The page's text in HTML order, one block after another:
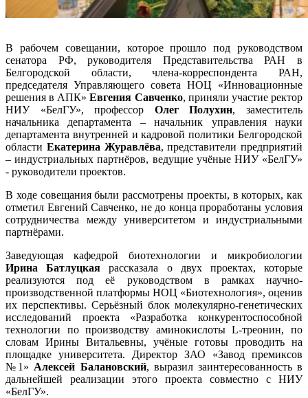
В рабочем совещании, которое прошло под руководством
сенатора РФ, руководителя Представительства РАН в
Белгородской области, члена-корреспондента РАН,
председателя Управляющего совета НОЦ «Инновационные
решения в АПК»Евгения Савченко, приняли участие ректор
НИУ «БелГУ», профессор Олег Полухин, заместитель
начальника департамента – начальник управления науки
департамента внутренней и кадровой политики Белгородской
области Екатерина Журавлёва, представители предприятий
– индустриальных партнёров, ведущие учёные НИУ «БелГУ»
- руководители проектов.
В ходе совещания были рассмотрены проекты, в которых, как
отметил Евгений Савченко, не до конца проработаны условия
сотрудничества между университетом и индустриальными
партнёрами.
Заведующая кафедрой биотехнологии и микробиологии
Ирина Батлуцкая рассказала о двух проектах, которые
реализуются под её руководством в рамках научно-
производственной платформы НОЦ «Биотехнология», оценив
их перспективы. Серьёзный блок молекулярно-генетических
исследований проекта «Разработка конкурентоспособной
технологии по производству аминокислоты L-треонин, по
словам Ирины Витальевны, учёные готовы проводить на
площадке университета. Директор ЗАО «Завод премиксов
№1» Алексей Балановский, выразил заинтересованность в
дальнейшей реализации этого проекта совместно с НИУ
«БелГУ».